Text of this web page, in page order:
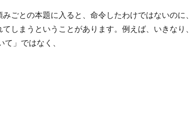
みごとの本題に入ると、命令したわけではないのに
てしまうということがあります。例えば、いきなり、
て」ではなく、